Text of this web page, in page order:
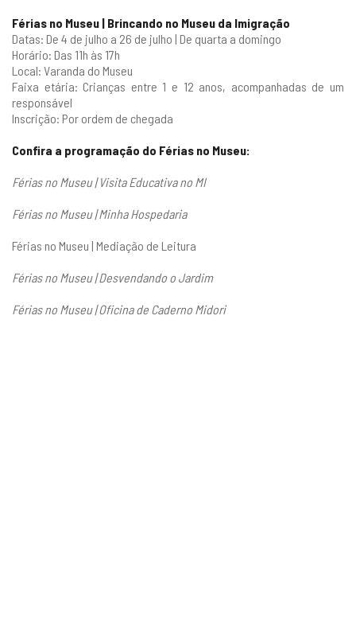
Férias no Museu | Brincando no Museu da Imigração
Datas: De 4 de julho a 26 de julho | De quarta a domingo
Horário: Das 11h às 17h
Local: Varanda do Museu
Faixa etária: Crianças entre 1 e 12 anos, acompanhadas de um
responsável
Inscrição: Por ordem de chegada
Confira a programação do Férias no Museu:
Férias no Museu | Visita Educativa no MI
Férias no Museu | Minha Hospedaria
Férias no Museu | Mediação de Leitura
Férias no Museu | Desvendando o Jardim
Férias no Museu | Oficina de Caderno Midori